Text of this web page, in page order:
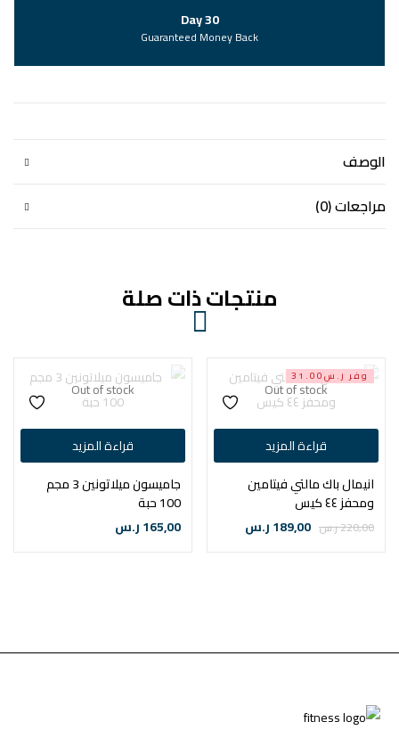
30 Day
Guaranteed Money Back
الوصف
مراجعات (0)
منتجات ذات صلة
Out of stock
قراءة المزيد
وفر ر.س31.00
انيمال باك مالتي فيتامين
ومحفز ٤٤ كيس
220,00ر.س 189,00ر.س
Out of stock
قراءة المزيد
جاميسون ميلاتونين 3 مجم
100 حبة
165,00ر.س